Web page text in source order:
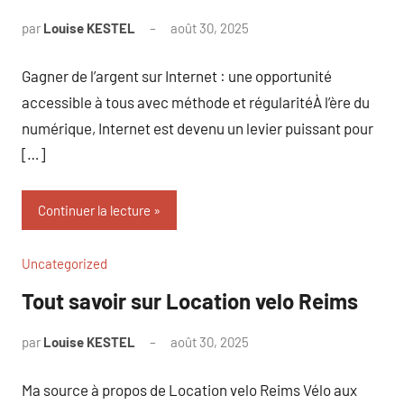
par Louise KESTEL août 30, 2025
Gagner de l’argent sur Internet : une opportunité
accessible à tous avec méthode et régularitéÀ l’ère du
numérique, Internet est devenu un levier puissant pour
[…]
Continuer la lecture
Uncategorized
Tout savoir sur Location velo Reims
par Louise KESTEL août 30, 2025
Ma source à propos de Location velo Reims Vélo aux